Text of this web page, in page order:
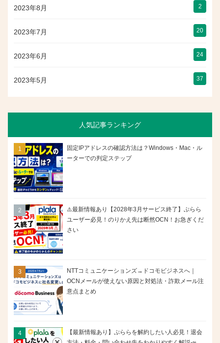
2023年8月 2
2023年7月 20
2023年6月 24
2023年5月 37
人気記事ランキング
固定IPアドレスの確認方法は？Windows・Mac・ル
ーターでの判定ステップ
⚠️最新情報あり【2028年3月サービス終了】ぷらら
ユーザー必見！のりかえ先は断然OCN！お急ぎくだ
さい
NTTコミュニケーションズ→ドコモビジネスへ｜
OCNメールが使えない原因と対処法・詐欺メール注
意点まとめ
【最新情報あり】ぷららを解約したい人必見！退会